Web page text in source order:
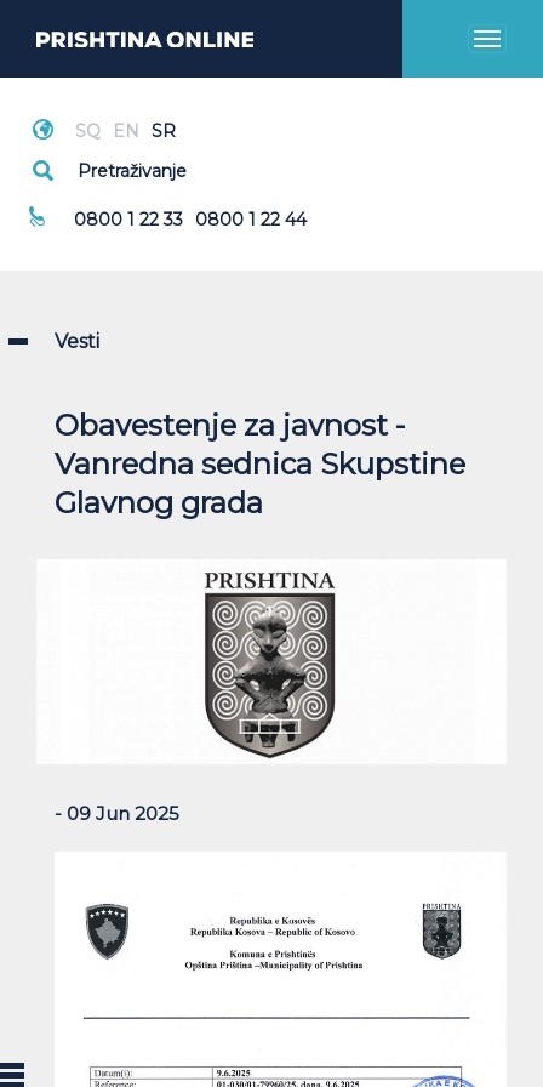
Toggle
Hitni Pozivi
0800 1 22 33 0800 1 22 44
Vesti
Obavestenje za javnost -
Vanredna sednica Skupstine
Glavnog grada
- 09 Jun 2025